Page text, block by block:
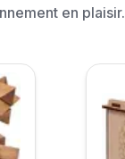
en plaisir.